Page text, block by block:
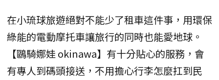
在小琉球旅遊絕對不能少了租車這件事，用環保
綠能的電動摩托車讓旅行的同時也能愛地球。
【鷗騎娜娃 okinawa】有十分貼心的服務，會
有專人到碼頭接送，不用擔心行李怎麼扛到民